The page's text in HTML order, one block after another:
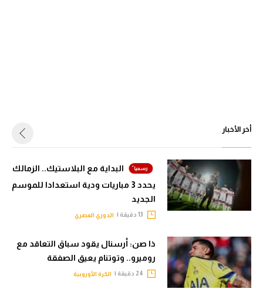
أخر الأخبار
البداية مع البلاستيك.. الزمالك
يحدد 3 مباريات ودية استعدادا للموسم
الجديد
الدوري المصري
ذا صن: أرسنال يقود سباق التعاقد مع
روميرو.. وتوتنام يعيق الصفقة
الكرة الأوروبية